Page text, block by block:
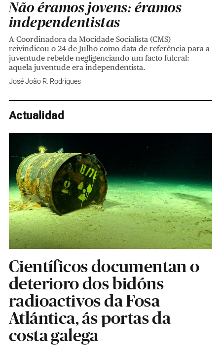
Não éramos jovens: éramos
independentistas
A Coordinadora da Mocidade Socialista (CMS)
reivindicou o 24 de Julho como data de referência para a
juventude rebelde negligenciando um facto fulcral:
aquela juventude era independentista.
José João R. Rodrigues
Actualidad
Científicos documentan o
deterioro dos bidóns
radioactivos da Fosa
Atlántica, ás portas da
costa galega